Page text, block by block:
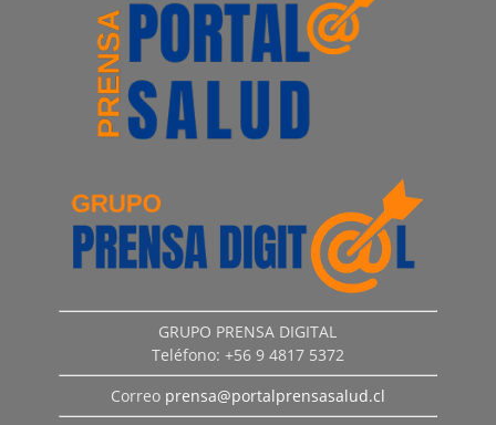
GRUPO PRENSA DIGITAL
Teléfono: +56 9 4817 5372
Correo prensa@portalprensasalud.cl